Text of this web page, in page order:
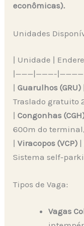
econômicas).
Unidades
| Unidade |
|———|———-
|Guarulhos (GRU)
Traslado gratuito
|Congonhas
600m do
|Viracopos (VCP)
Sistema self-
Tipos de Vaga:
Vagas